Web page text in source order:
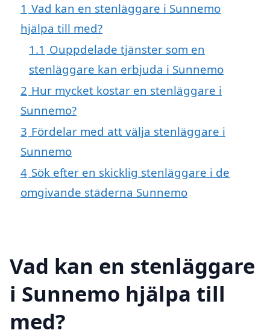
1 Vad kan en stenläggare i Sunnemo
hjälpa till med?
1.1 Ouppdelade tjänster som en
stenläggare kan erbjuda i Sunnemo
2 Hur mycket kostar en stenläggare i
Sunnemo?
3 Fördelar med att välja stenläggare i
Sunnemo
4 Sök efter en skicklig stenläggare i de
omgivande städerna Sunnemo
Vad kan en stenläggare
i Sunnemo hjälpa till
med?